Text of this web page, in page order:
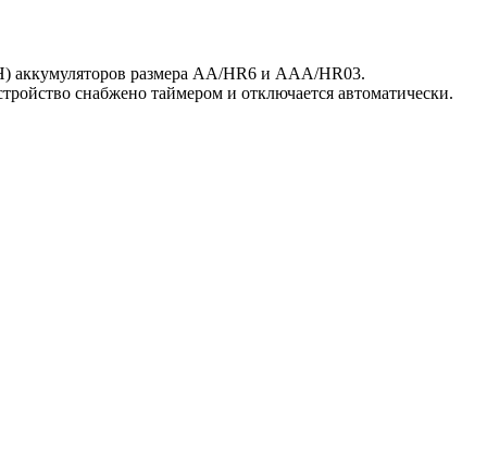
аккумуляторов размера AA/НR6 и AAА/НR03.
снабжено таймером и отключается автоматически.